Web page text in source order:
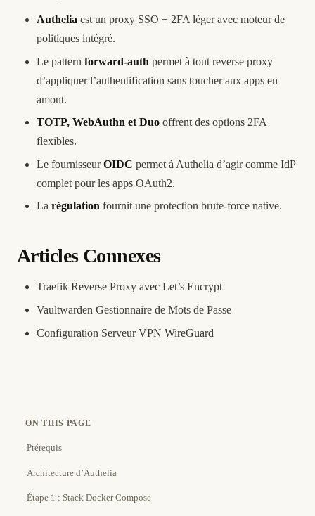
Authelia est un proxy SSO + 2FA léger avec moteur de
politiques intégré.
Le pattern forward-auth permet à tout reverse proxy
d’appliquer l’authentification sans toucher aux apps en
amont.
TOTP, WebAuthn et Duo offrent des options 2FA
flexibles.
Le fournisseurOIDC permet à Authelia d’agir comme IdP
complet pour les apps OAuth2.
La régulation fournit une protection brute-force native.
Articles Connexes
Traefik Reverse Proxy avec Let’s Encrypt
Vaultwarden Gestionnaire de Mots de Passe
Configuration Serveur VPN WireGuard
ON THIS PAGE
Prérequis
Architecture d’Authelia
Étape 1 : Stack Docker Compose